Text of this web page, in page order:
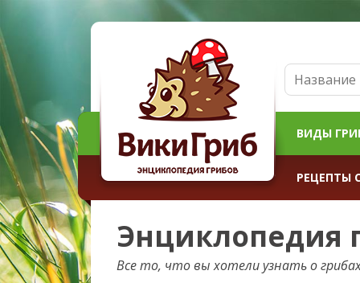
ВИДЫ
РЕЦЕПТЫ
Энциклопедия
Все то, что вы хотели узнать о